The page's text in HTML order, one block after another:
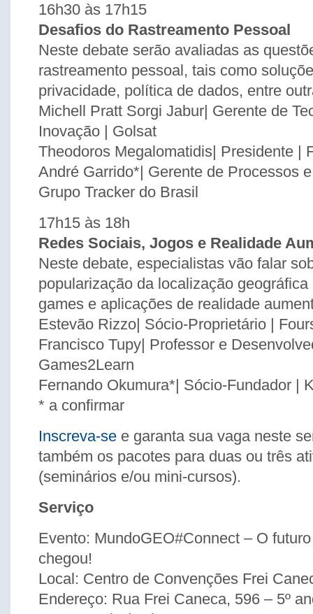
16h30 às 17h15
Desafios do Rastreamento Pessoal
Neste debate serão avaliadas as
rastreamento pessoal, tais como
privacidade, política de dados, entre
Michell Pratt Sorgi Jabur| Gerente de
Inovação | Golsat
Theodoros Megalomatidis| Presidente |
André Garrido*| Gerente de Processos
Grupo Tracker do Brasil
17h15 às 18h
Redes Sociais, Jogos e Realidade
Neste debate, especialistas vão falar
popularização da localização
games e aplicações de realidade
Estevão Rizzo| Sócio-Proprietário |
Francisco Tupy| Professor e
Games2Learn
Fernando Okumura*| Sócio-Fundador |
* a confirmar
Inscreva-se e garanta sua vaga neste
também os pacotes para duas ou três
(seminários e/ou mini-cursos).
Serviço
Evento: MundoGEO#Connect – O
chegou!
Local: Centro de Convenções Frei
Endereço: Rua Frei Caneca, 596 – 5º